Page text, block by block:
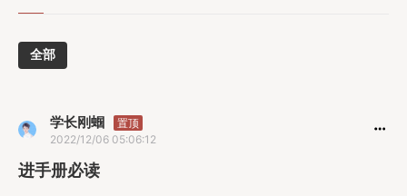
全部
学长刚蝈
置顶
2022/12/06 05:06:12
进手册必读